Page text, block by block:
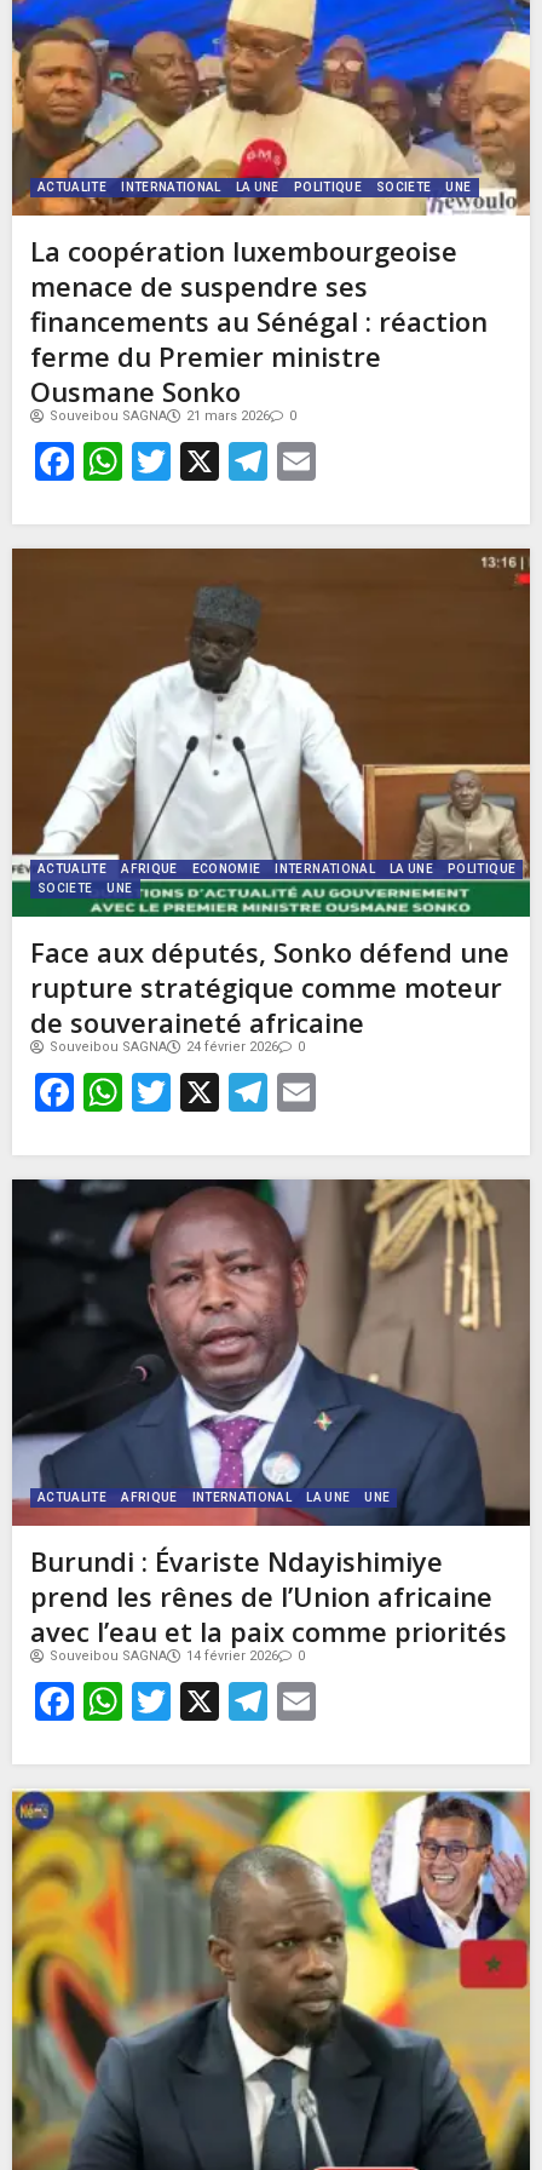
ACTUALITE INTERNATIONAL LA UNE POLITIQUE SOCIETE UNE
La coopération luxembourgeoise
menace de suspendre ses
financements au Sénégal : réaction
ferme du Premier ministre
Ousmane Sonko
Souveibou SAGNA 21 mars 2026 0
Facebook
WhatsApp
Twitter
X Telegram
ACTUALITE AFRIQUE ECONOMIE INTERNATIONAL LA UNE
POLITIQUE
SOCIETE
UNE
Face aux députés, Sonko défend une
rupture stratégique comme moteur
de souveraineté africaine
Souveibou SAGNA 24 février 2026 0
Facebook
WhatsApp
Twitter
X Telegram
ACTUALITE AFRIQUE INTERNATIONAL LA UNE UNE
Burundi : Évariste Ndayishimiye
prend les rênes de l’Union africaine
avec l’eau et la paix comme priorités
Souveibou SAGNA 14 février 2026 0
Facebook
WhatsApp
Twitter
X Telegram